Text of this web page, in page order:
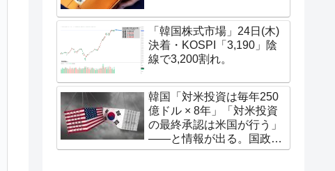
「韓国株式市場」24日(木)
決着・KOSPI「3,190」陰
線で3,200割れ。
韓国「対米投資は毎年250
億ドル × 8年」「対米投資
の最終承認は米国が行う」
――と情報が出る。国政監
査で吊るされる金正官